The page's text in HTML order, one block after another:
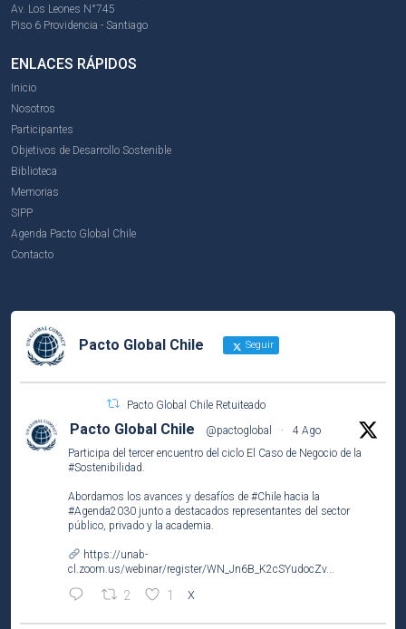
Av. Los Leones N°745
Piso 6 Providencia - Santiago
ENLACES RÁPIDOS
Inicio
Nosotros
Participantes
Objetivos de Desarrollo Sostenible
Biblioteca
Memorias
SIPP
Agenda Pacto Global Chile
Contacto
Pacto Global Chile Seguir
Pacto Global Chile Retuiteado
Pacto Global Chile @pactoglobal ·
4 Ago
Participa del tercer encuentro del ciclo El Caso de Negocio de la
#Sostenibilidad
Abordamos los avances y desafíos de #Chile hacia la
#Agenda2030 junto a destacados representantes del sector
público, privado y la academia.
https://unab-
cl.zoom.us/webinar/register/WN_Jn6B_K2cSYudocZv...
2 1 X